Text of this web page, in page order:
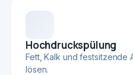
Hochdruckspülung
Fett, Kalk und festsitzende
lösen.